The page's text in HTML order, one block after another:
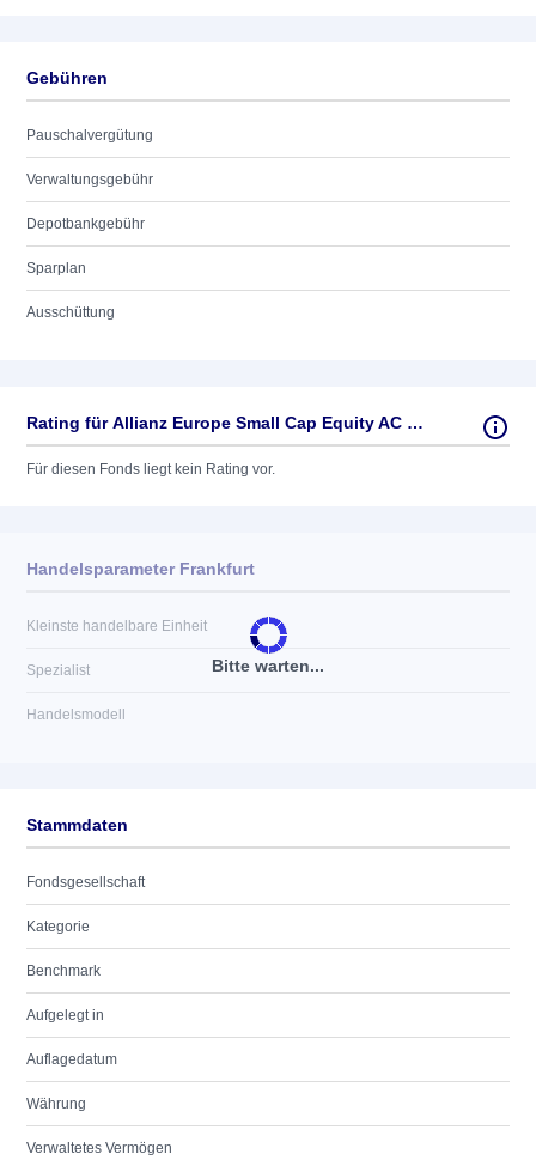
Gebühren
Pauschalvergütung
Verwaltungsgebühr
Depotbankgebühr
Sparplan
Ausschüttung
Rating für Allianz Europe Small Cap Equity AC EUR
Für diesen Fonds liegt kein Rating vor.
Bitte warten...
Handelsparameter Frankfurt
Kleinste handelbare Einheit
Spezialist
Handelsmodell
Stammdaten
Fondsgesellschaft
Kategorie
Benchmark
Aufgelegt in
Auflagedatum
Währung
Verwaltetes Vermögen